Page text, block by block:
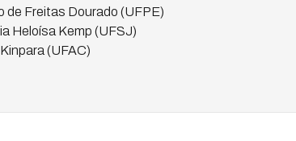
de Freitas Dourado (UFPE)
Heloísa Kemp (UFSJ)
(UFAC)